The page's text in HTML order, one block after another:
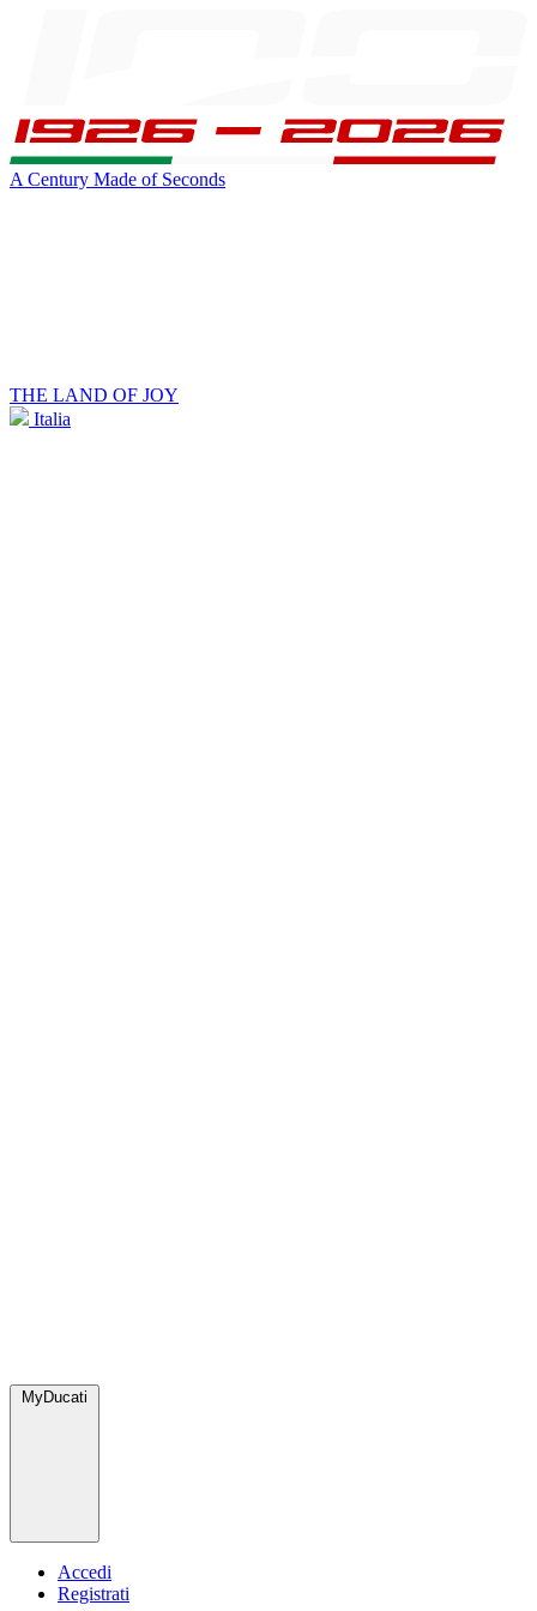
A Century Made of Seconds
THE LAND OF JOY
Italia
MyDucati
Accedi
Registrati